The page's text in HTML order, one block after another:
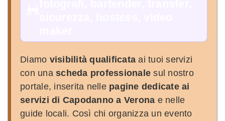
Diamo visibilità qualificata ai tuoi servizi
con una scheda professionale sul nostro
portale, inserita nelle pagine dedicate ai
servizi di Capodanno a Verona e nelle
guide locali. Così chi organizza un evento